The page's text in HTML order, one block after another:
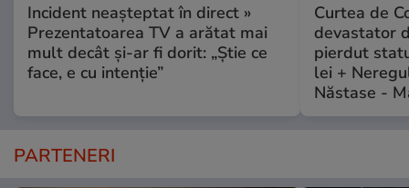
Incident neașteptat în direct »
Prezentatoarea TV a arătat mai
mult decât și-ar fi dorit: „Știe ce
face, e cu intenție”
Curtea de
devastator
pierdut
lei +
Năstase -
PARTENERI